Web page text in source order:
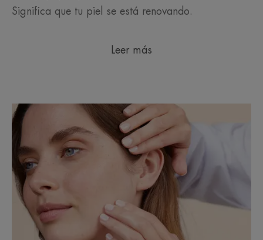
Significa que tu piel se está renovando.
Leer más